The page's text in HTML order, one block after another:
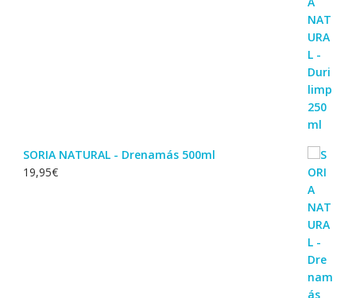
SORIA NATURAL - Drenamás 500ml
19,95€